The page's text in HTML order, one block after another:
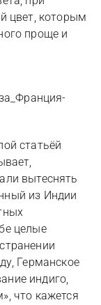
цвет, которым
проще и
статьёй
вытеснять
из Индии
целые
Германское
индиго,
что кажется